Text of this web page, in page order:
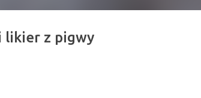
likier z pigwy